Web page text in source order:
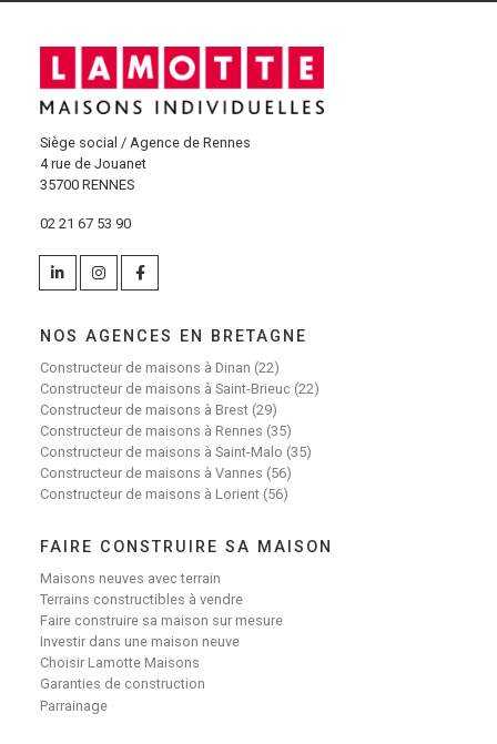
Siège social / Agence de Rennes
4 rue de Jouanet
35700 RENNES
02 21 67 53 90
NOS AGENCES EN BRETAGNE
Constructeur de maisons à Dinan (22)
Constructeur de maisons à Saint-Brieuc (22)
Constructeur de maisons à Brest (29)
Constructeur de maisons à Rennes (35)
Constructeur de maisons à Saint-Malo (35)
Constructeur de maisons à Vannes (56)
Constructeur de maisons à Lorient (56)
FAIRE CONSTRUIRE SA MAISON
Maisons neuves avec terrain
Terrains constructibles à vendre
Faire construire sa maison sur mesure
Investir dans une maison neuve
Choisir Lamotte Maisons
Garanties de construction
Parrainage